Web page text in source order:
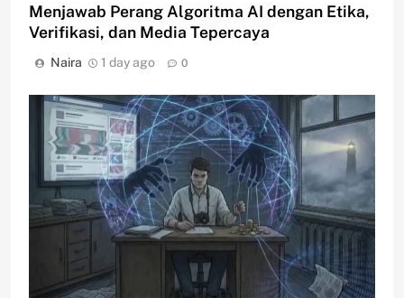
Menjawab Perang Algoritma AI dengan Etika,
Verifikasi, dan Media Tepercaya
Naira 1 day ago 0